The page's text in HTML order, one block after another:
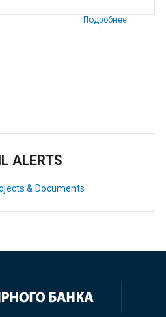
Подробнее
ALERTS
& Documents